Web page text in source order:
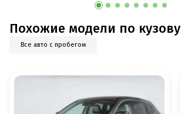
Похожие модели по кузову
Все авто с пробегом